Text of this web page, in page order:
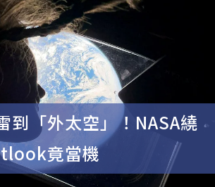
到「外太空」！NASA繞
竟當機